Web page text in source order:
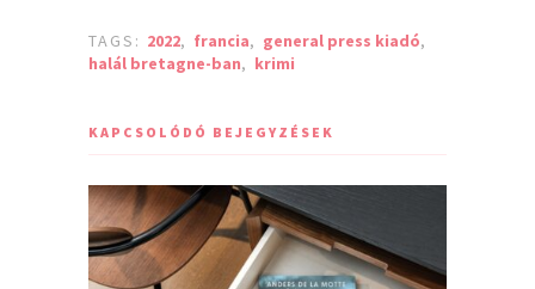
TAGS: 2022, francia, general press kiadó,
halál bretagne-ban, krimi
KAPCSOLÓDÓ BEJEGYZÉSEK